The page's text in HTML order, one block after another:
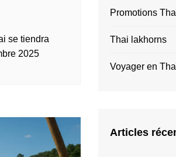
se tiendra
2025
Promotions
Thai lakhorns
Voyager en
Articles